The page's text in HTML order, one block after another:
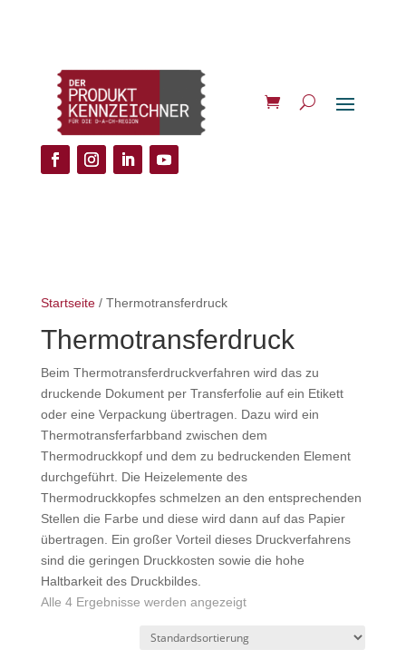
Startseite/ Thermotransferdruck
Thermotransferdruck
Beim Thermotransferdruckverfahren wird das zu
druckende Dokument per Transferfolie auf ein Etikett
oder eine Verpackung übertragen. Dazu wird ein
Thermotransferfarbband zwischen dem
Thermodruckkopf und dem zu bedruckenden Element
durchgeführt. Die Heizelemente des
Thermodruckkopfes schmelzen an den entsprechenden
Stellen die Farbe und diese wird dann auf das Papier
übertragen. Ein großer Vorteil dieses Druckverfahrens
sind die geringen Druckkosten sowie die hohe
Haltbarkeit des Druckbildes.
Alle 4 Ergebnisse werden angezeigt